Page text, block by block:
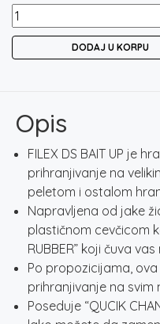
FILEX
DS
ZA
PRIHRANJIVANJE
količina
DODAJ U KORPU
Opis
FILEX DS BAIT UP je
prihranjivanje na
peletom i ostalom
Napravljena od jake
plastičnom cevčicom
RUBBER” koji čuva
Po propozicijama,
prihranjivanje na svim
Poseduje “QUCIK